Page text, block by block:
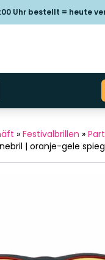
Uhr bestellt = heute
» Festivalbrillen »
| oranje-gele